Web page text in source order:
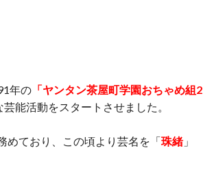
年の 「ヤンタン茶屋町学園おちゃめ組2
能活動をスタートさせました。
めており、この頃より芸名を「珠緒」